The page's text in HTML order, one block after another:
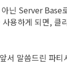
Server Base
용하게 되면, 클
말씀드린 파